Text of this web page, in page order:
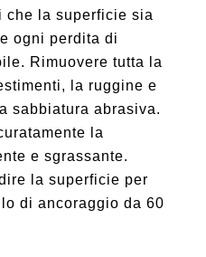
che la superficie sia
ogni perdita di
Rimuovere tutta la
la ruggine e
sabbiatura abrasiva.
la
e sgrassante.
la superficie per
di ancoraggio da 60